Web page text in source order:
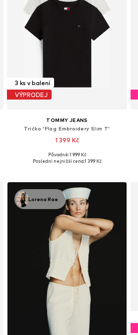
3 ks v balení
VÝPRODEJ
TOMMY JEANS
Tričko 'Flag Embroidery Slim T'
1 399 Kč
Dostupné velikosti: XXS, XS, S, M, L, XL
Původně: 1 999 Kč
Poslední nejnižší cena:1 399 Kč
Lorena Rae